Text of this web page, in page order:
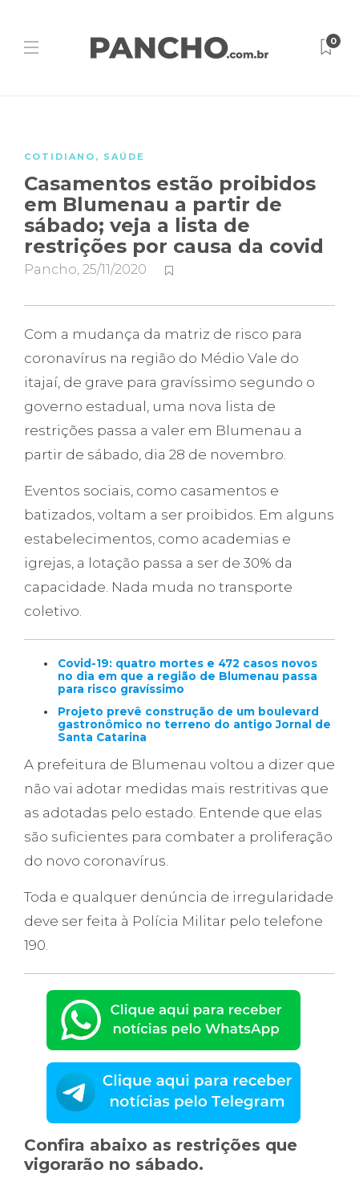
0
COTIDIANO , SAÚDE
Casamentos estão proibidos
em Blumenau a partir de
sábado; veja a lista de
restrições por causa da covid
Pancho, 25/11/2020
Com a mudança da matriz de risco para
coronavírus na região do Médio Vale do
itajaí, de grave para gravíssimo segundo o
governo estadual, uma nova lista de
restrições passa a valer em Blumenau a
partir de sábado, dia 28 de novembro.
Eventos sociais, como casamentos e
batizados, voltam a ser proibidos. Em alguns
estabelecimentos, como academias e
igrejas, a lotação passa a ser de 30% da
capacidade. Nada muda no transporte
coletivo.
Covid-19: quatro mortes e 472 casos novos
no dia em que a região de Blumenau passa
para risco gravíssimo
Projeto prevê construção de um boulevard
gastronômico no terreno do antigo Jornal de
Santa Catarina
A prefeitura de Blumenau voltou a dizer que
não vai adotar medidas mais restritivas que
as adotadas pelo estado. Entende que elas
são suficientes para combater a proliferação
do novo coronavírus.
Toda e qualquer denúncia de irregularidade
deve ser feita à Polícia Militar pelo telefone
190.
Confira abaixo as restrições que
vigorarão no sábado.